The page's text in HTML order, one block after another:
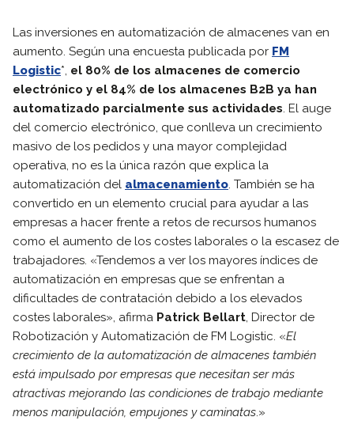
Las inversiones en automatización de almacenes van en
aumento. Según una encuesta publicada por FM
Logistic*, el 80% de los almacenes de comercio
electrónico y el 84% de los almacenes B2B ya han
automatizado parcialmente sus actividades. El auge
del comercio electrónico, que conlleva un crecimiento
masivo de los pedidos y una mayor complejidad
operativa, no es la única razón que explica la
automatización del almacenamiento. También se ha
convertido en un elemento crucial para ayudar a las
empresas a hacer frente a retos de recursos humanos
como el aumento de los costes laborales o la escasez de
trabajadores. «Tendemos a ver los mayores índices de
automatización en empresas que se enfrentan a
dificultades de contratación debido a los elevados
costes laborales», afirma Patrick Bellart, Director de
Robotización y Automatización de FM Logistic. «El
crecimiento de la automatización de almacenes también
está impulsado por empresas que necesitan ser más
atractivas mejorando las condiciones de trabajo mediante
menos manipulación, empujones y caminatas.»